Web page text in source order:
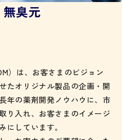
臭元
）は、お客さまのビジョン
たオリジナル製品の企画・開
年の薬剤開発ノウハウに、市
り入れ、お客さまのイメージ
にしています。